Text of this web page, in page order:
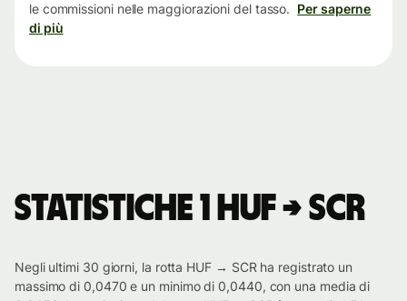
le commissioni nelle maggiorazioni del tasso. Per saperne
di più
Statistiche 1 HUF → SCR
Negli ultimi 30 giorni, la rotta HUF → SCR ha registrato un
massimo di 0,0470 e un minimo di 0,0440, con una media di